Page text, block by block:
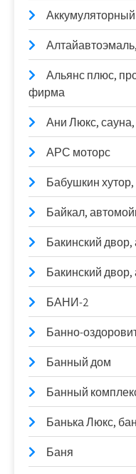
Аккумуляторный
Альянс плюс,
фирма
Ани Люкс,
АРС моторс
Бабушкин
Байкал,
Бакинский
Бакинский
БАНИ-2
Банно-
Банный дом
Банный
Банька Люкс,
Баня